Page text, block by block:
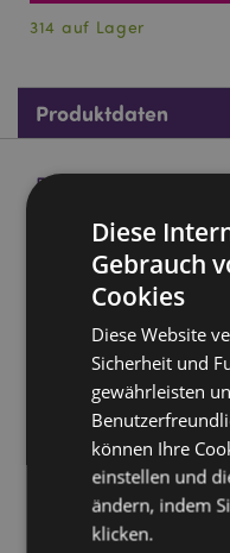
314 auf Lager
Produktdaten
Produktbeschreibung
Squidglys Foodiemals
Material:Velboa
Nicht geeignet für:
EN71:Ja
A1:2014
Geeignet für
Geeignet für den
Geeignet zum
Diese
Gebrauch
Cookies
Diese Website
Sicherheit und
gewährleisten
können Ihre
einstellen und
ändern, indem
klicken.